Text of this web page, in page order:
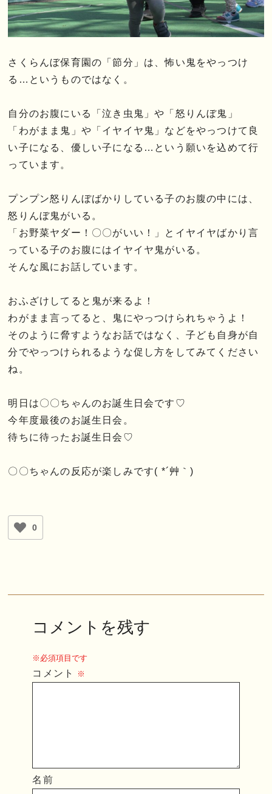
さくらんぼ保育園の「節分」は、怖い鬼をやっつけ
る…というものではなく。
自分のお腹にいる「泣き虫鬼」や「怒りんぼ鬼」
「わがまま鬼」や「イヤイヤ鬼」などをやっつけて良
い子になる、優しい子になる…という願いを込めて行
っています。
プンプン怒りんぼばかりしている子のお腹の中には、
怒りんぼ鬼がいる。
「お野菜ヤダー！〇〇がいい！」とイヤイヤばかり言
っている子のお腹にはイヤイヤ鬼がいる。
そんな風にお話しています。
おふざけしてると鬼が来るよ！
わがまま言ってると、鬼にやっつけられちゃうよ！
そのように脅すようなお話ではなく、子ども自身が自
分でやっつけられるような促し方をしてみてください
ね。
明日は〇〇ちゃんのお誕生日会です♡
今年度最後のお誕生日会。
待ちに待ったお誕生日会♡
〇〇ちゃんの反応が楽しみです( *´艸｀)
0
コメントを残す
※必須項目です
コメント ※
名前